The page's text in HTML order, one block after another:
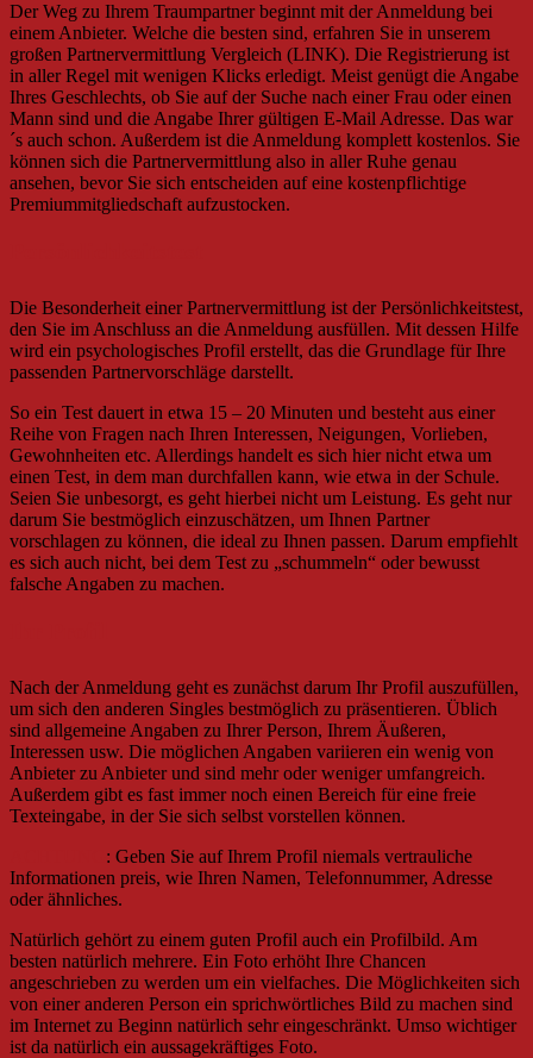
Der Weg zu Ihrem Traumpartner beginnt mit der Anmeldung bei
einem Anbieter. Welche die besten sind, erfahren Sie in unserem
großen Partnervermittlung Vergleich (LINK). Die Registrierung ist
in aller Regel mit wenigen Klicks erledigt. Meist genügt die Angabe
Ihres Geschlechts, ob Sie auf der Suche nach einer Frau oder einen
Mann sind und die Angabe Ihrer gültigen E-Mail Adresse. Das war
´s auch schon. Außerdem ist die Anmeldung komplett kostenlos. Sie
können sich die Partnervermittlung also in aller Ruhe genau
ansehen, bevor Sie sich entscheiden auf eine kostenpflichtige
Premiummitgliedschaft aufzustocken.
Die Besonderheit einer Partnervermittlung ist der Persönlichkeitstest,
den Sie im Anschluss an die Anmeldung ausfüllen. Mit dessen Hilfe
wird ein psychologisches Profil erstellt, das die Grundlage für Ihre
passenden Partnervorschläge darstellt.
So ein Test dauert in etwa 15 – 20 Minuten und besteht aus einer
Reihe von Fragen nach Ihren Interessen, Neigungen, Vorlieben,
Gewohnheiten etc. Allerdings handelt es sich hier nicht etwa um
einen Test, in dem man durchfallen kann, wie etwa in der Schule.
Seien Sie unbesorgt, es geht hierbei nicht um Leistung. Es geht nur
darum Sie bestmöglich einzuschätzen, um Ihnen Partner
vorschlagen zu können, die ideal zu Ihnen passen. Darum empfiehlt
es sich auch nicht, bei dem Test zu „schummeln“ oder bewusst
falsche Angaben zu machen.
Nach der Anmeldung geht es zunächst darum Ihr Profil auszufüllen,
um sich den anderen Singles bestmöglich zu präsentieren. Üblich
sind allgemeine Angaben zu Ihrer Person, Ihrem Äußeren,
Interessen usw. Die möglichen Angaben variieren ein wenig von
Anbieter zu Anbieter und sind mehr oder weniger umfangreich.
Außerdem gibt es fast immer noch einen Bereich für eine freie
Texteingabe, in der Sie sich selbst vorstellen können.
: Geben Sie auf Ihrem Profil niemals vertrauliche
Informationen preis, wie Ihren Namen, Telefonnummer, Adresse
oder ähnliches.
Natürlich gehört zu einem guten Profil auch ein Profilbild. Am
besten natürlich mehrere. Ein Foto erhöht Ihre Chancen
angeschrieben zu werden um ein vielfaches. Die Möglichkeiten sich
von einer anderen Person ein sprichwörtliches Bild zu machen sind
im Internet zu Beginn natürlich sehr eingeschränkt. Umso wichtiger
ist da natürlich ein aussagekräftiges Foto.